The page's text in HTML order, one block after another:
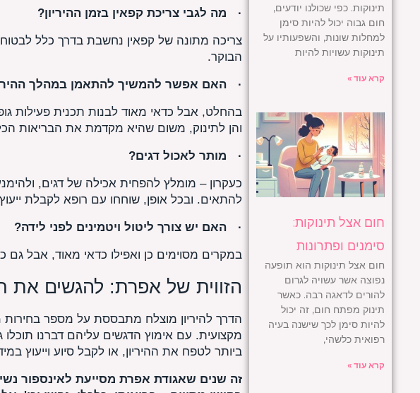
תינוקות. כפי שכולנו יודעים,
חום גבוה יכול להיות סימן
למחלות שונות, והשפעותיו על
תינוקות עשויות להיות
קרא עוד »
חום אצל תינוקות:
סימנים ופתרונות
חום אצל תינוקות הוא תופעה
נפוצה אשר עשויה לגרום
להורים לדאגה רבה. כאשר
תינוק מפתח חום, זה יכול
להיות סימן לכך שישנה בעיה
רפואית כלשהי,
קרא עוד »
·
מה לגבי צריכת קפאין בזמן ההיריון?
צריכה מתונה של קפאין נחשבת בדרך כלל
הבוקר.
·
האם אפשר להמשיך להתאמן במהלך
בהחלט, אבל כדאי מאוד לבנות תכנית פעילות
והן לתינוק, משום שהיא מקדמת את הבריאות
·
מותר לאכול דגים?
כעקרון – מומלץ להפחית אכילה של דגים,
להתאים. ובכל אופן, שוחחו עם רופא לקבלת
·
האם יש צורך ליטול ויטמינים לפני לידה?
במקרים מסוימים כן ואפילו כדאי מאוד, אבל גם
הזווית של אפרת: להגשים את
הדרך להיריון מוצלח מתבססת על מספר בחירות
מקצועית. עם אימוץ הדגשים עליהם דברנו
ביותר לטפח את ההיריון, או לקבל סיוע וייעוץ
זה שנים שאגודת אפרת מסייעת לאינספור